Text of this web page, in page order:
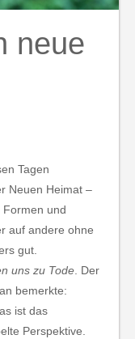
neue
Tagen
Neuen Heimat –
und
auf andere ohne
gut.
uns zu Tode. Der
bemerkte:
ist das
Perspektive.